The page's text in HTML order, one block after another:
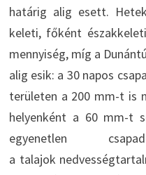
határig alig esett.
keleti, főként
mennyiség, míg a
alig esik: a 30 napos
területen a 200 mm-t is
helyenként a 60 mm-t
egyenetlen
a talajok